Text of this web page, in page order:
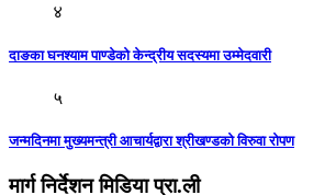
४
दाङका घनश्याम पाण्डेको केन्द्रीय सदस्यमा उम्मेदवारी
५
जन्मदिनमा मुख्यमन्त्री आचार्यद्वारा श्रीखण्डको विरुवा रोपण
मार्ग निर्देशन मिडिया प्रा.ली